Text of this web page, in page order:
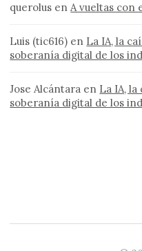
querolus enA vueltas con
Luis (tic616) en La IA, la
soberanía digital de los
Jose Alcántara en La IA, la
soberanía digital de los